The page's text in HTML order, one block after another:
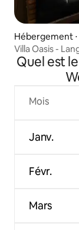
Hébergement
Villa Oasis -
Quel est
Mois
Janv.
Févr.
Mars